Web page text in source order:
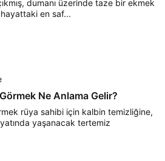
dumanı üzerinde taze bir ekmek
en saf...
Ne Anlama Gelir?
rüya sahibi için kalbin temizliğine,
yaşanacak tertemiz